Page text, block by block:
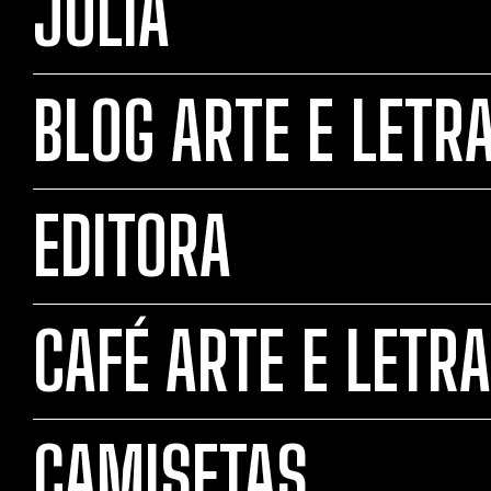
BLOG ARTE E
EDITORA
CAFÉ ARTE E LETRA